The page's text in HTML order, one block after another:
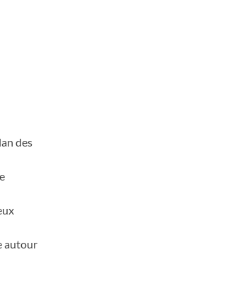
Une
et
des
autour